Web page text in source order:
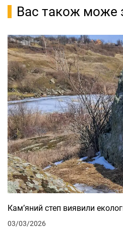
Вас також може
Кам’яний степ виявили
03/03/2026